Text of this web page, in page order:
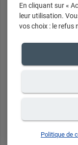
En cliquant sur «
leur utilisation.
vos choix : le refus
Politique de